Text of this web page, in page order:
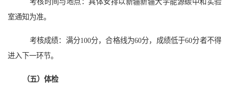
室通知为准。
考核成绩：满分100分，合格线为60分，成绩低于60分者不得
进入下一环节。
（五）体检